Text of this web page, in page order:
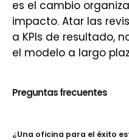
es el cambio
impacto. Atar las
a KPIs de resultado,
el modelo a largo
Preguntas frecuentes
¿Una oficina para el éxito